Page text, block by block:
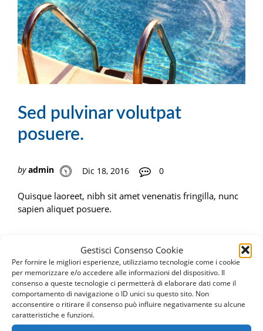
Gestisci Consenso Cookie
Per fornire le migliori esperienze, utilizziamo tecnologie come i cookie
per memorizzare e/o accedere alle informazioni del dispositivo. Il
consenso a queste tecnologie ci permetterà di elaborare dati come il
comportamento di navigazione o ID unici su questo sito. Non
acconsentire o ritirare il consenso può influire negativamente su alcune
caratteristiche e funzioni.
Sed pulvinar volutpat
posuere.
by admin Dic 18, 2016 0
Quisque laoreet, nibh sit amet venenatis fringilla, nunc
sapien aliquet posuere.
Navigazione
articoli
metus.
Richiedi Informazioni